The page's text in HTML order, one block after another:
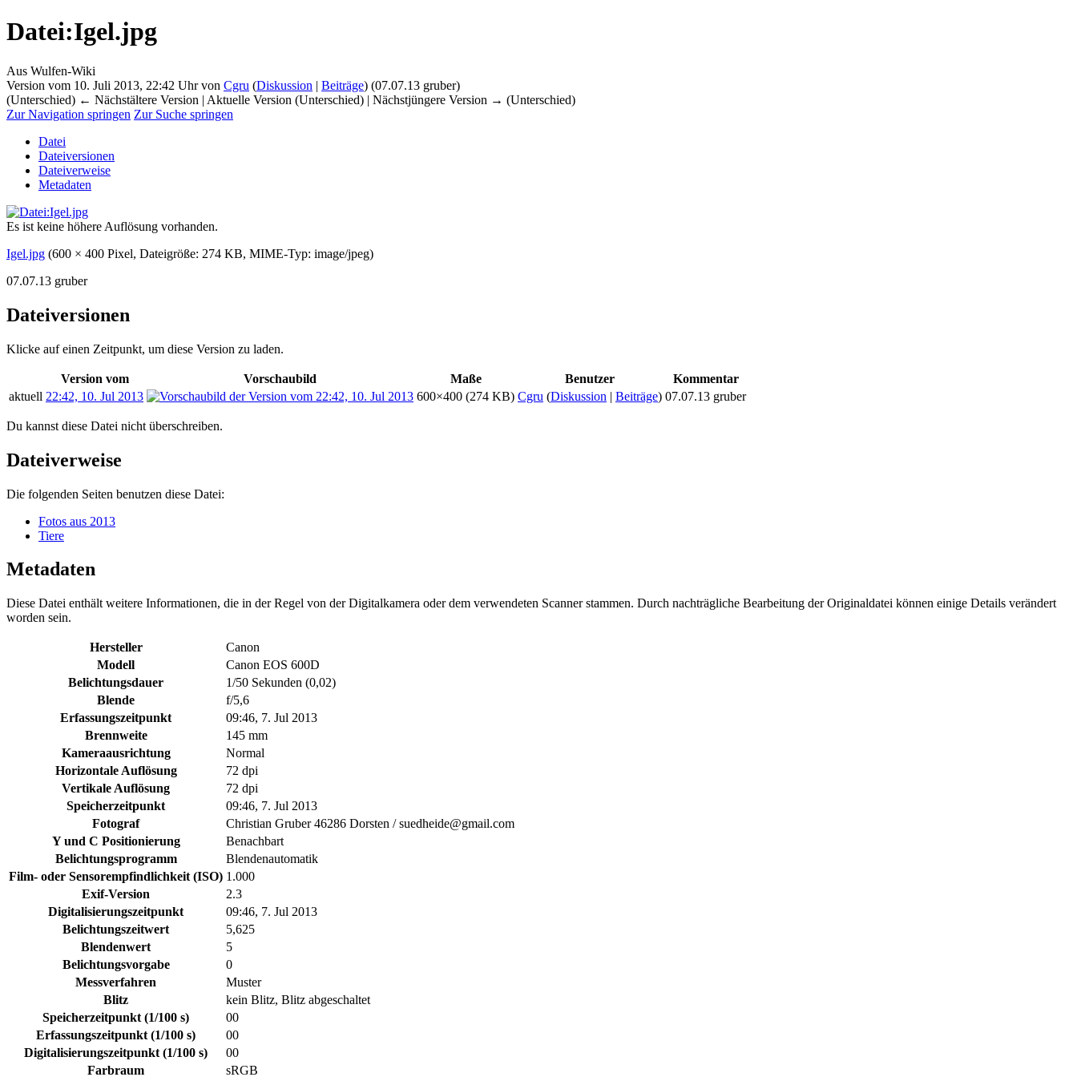
Datei:Igel.jpg
Aus Wulfen-Wiki
Version vom 10. Juli 2013, 22:42 Uhr von Cgru (Diskussion | Beiträge) (07.07.13 gruber)
(Unterschied) ← Nächstältere Version | Aktuelle Version (Unterschied) | Nächstjüngere Version → (Unterschied)
Zur Navigation springen Zur Suche springen
Datei
Dateiversionen
Dateiverweise
Metadaten
Es ist keine höhere Auflösung vorhanden.
Igel.jpg (600 × 400 Pixel, Dateigröße: 274 KB, MIME-Typ: image/jpeg)
07.07.13 gruber
Dateiversionen
Klicke auf einen Zeitpunkt, um diese Version zu laden.
Version vom Vorschaubild Maße Benutzer
Kommentar
aktuell 22:42, 10. Jul 2013 600×400 (274 KB) Cgru (Diskussion | Beiträge) 07.07.13 gruber
Du kannst diese Datei nicht überschreiben.
Dateiverweise
Die folgenden Seiten benutzen diese Datei:
Fotos aus 2013
Tiere
Metadaten
Diese Datei enthält weitere Informationen, die in der Regel von der Digitalkamera oder dem verwendeten Scanner stammen. Durch nachträgliche Bearbeitung der Originaldatei können einige Details verändert
worden sein.
Hersteller
Canon
Modell
Canon EOS 600D
Belichtungsdauer
1/50 Sekunden (0,02)
Blende
f/5,6
Erfassungszeitpunkt
09:46, 7. Jul 2013
Brennweite
145 mm
Kameraausrichtung
Normal
Horizontale Auflösung
72 dpi
Vertikale Auflösung
72 dpi
Speicherzeitpunkt
09:46, 7. Jul 2013
Fotograf
Christian Gruber 46286 Dorsten / suedheide@gmail.com
Y und C Positionierung
Benachbart
Belichtungsprogramm
Blendenautomatik
Film- oder Sensorempfindlichkeit (ISO) 1.000
Exif-Version
2.3
Digitalisierungszeitpunkt
09:46, 7. Jul 2013
Belichtungszeitwert
5,625
Blendenwert
5
Belichtungsvorgabe
0
Messverfahren
Muster
Blitz
kein Blitz, Blitz abgeschaltet
Speicherzeitpunkt (1/100 s)
00
Erfassungszeitpunkt (1/100 s)
00
Digitalisierungszeitpunkt (1/100 s)
00
Farbraum
sRGB